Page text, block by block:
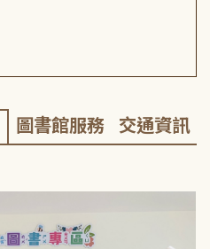
圖書館服務 交通資訊